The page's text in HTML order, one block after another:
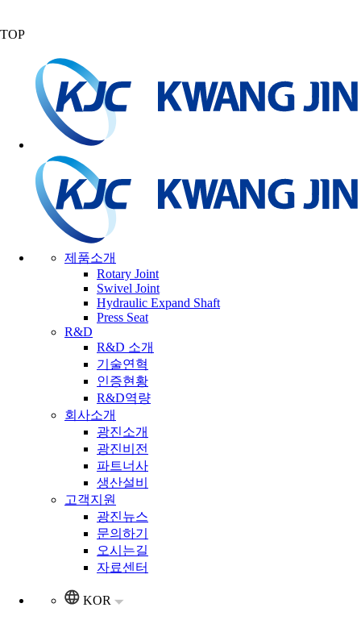
TOP
제품소개
Rotary Joint
Swivel Joint
Hydraulic Expand Shaft
Press Seat
R&D
R&D 소개
기술연혁
인증현황
R&D역량
회사소개
광진소개
광진비전
파트너사
생산설비
고객지원
광진뉴스
문의하기
오시는길
자료센터
KOR